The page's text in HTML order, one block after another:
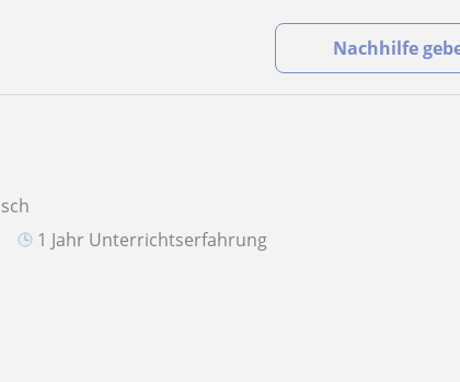
Nachhilfe
1 Jahr Unterrichtserfahrung